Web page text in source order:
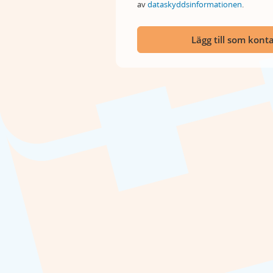
avdataskyddsinformationen.
Lägg till som